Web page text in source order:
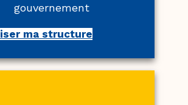
gouvernement
ma structure